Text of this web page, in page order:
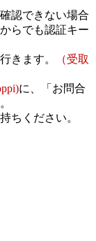
認できない場合
らでも認証キー
きます。
（受取
に、「お問合
ちください。